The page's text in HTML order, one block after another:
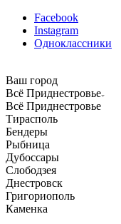
Facebook
Instagram
Одноклассники
Ваш город
Всё Приднестровье
Всё Приднестровье
Тирасполь
Бендеры
Рыбница
Дубоссары
Слободзея
Днестровск
Григориополь
Каменка